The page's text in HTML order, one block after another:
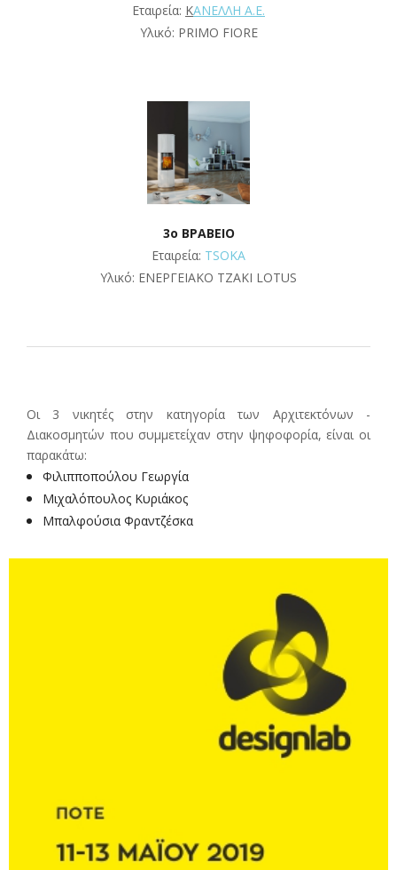
Εταιρεία: ΚΑΝΕΛΛΗ Α.Ε.
Υλικό: PRIMO FIORE
3o ΒΡΑΒΕΙΟ
Εταιρεία: TSOKA
Υλικό: ΕΝΕΡΓΕΙΑΚΟ ΤΖΑΚΙ LOTUS
Οι 3 νικητές στην κατηγορία των Αρχιτεκτόνων -
Διακοσμητών που συμμετείχαν στην ψηφοφορία, είναι οι
παρακάτω:
Φιλιπποπούλου Γεωργία
Μιχαλόπουλος Κυριάκος
Μπαλφούσια Φραντζέσκα